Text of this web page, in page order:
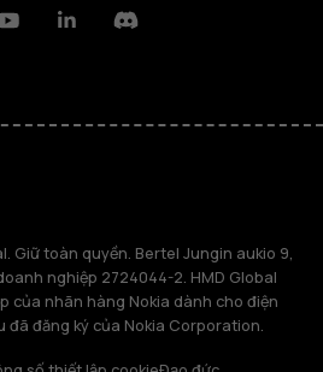
LinkedinDiscord
Giữ toàn quyền. Bertel Jungin aukio 9,
nghiệp 2724044-2. HMD Global
của nhãn hàng Nokia dành cho điện
đã đăng ký của Nokia Corporation.